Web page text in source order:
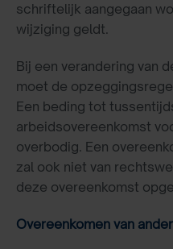
schriftelijk aangegaan
wijziging geldt.
Bij een verandering van
moet de
Een beding tot
arbeidsovereenkomst
overbodig. Een
zal ook niet van
deze overeenkomst
Overeenkomen van